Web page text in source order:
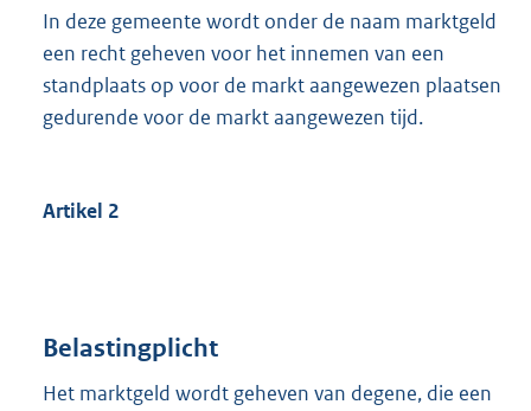
In deze gemeente wordt onder de naam marktgeld
een recht geheven voor het innemen van een
standplaats op voor de markt aangewezen plaatsen
gedurende voor de markt aangewezen tijd.
Artikel 2
Belastingplicht
Het marktgeld wordt geheven van degene, die een